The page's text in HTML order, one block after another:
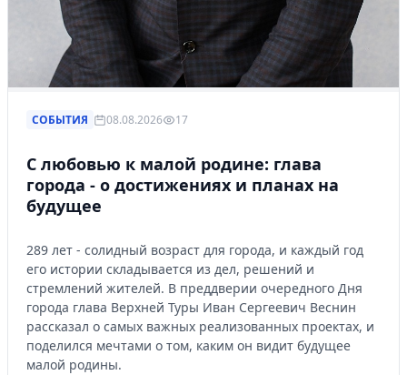
СОБЫТИЯ 08.08.2026 17
С любовью к малой родине: глава
города - о достижениях и планах на
будущее
289 лет - солидный возраст для города, и каждый год
его истории складывается из дел, решений и
стремлений жителей. В преддверии очередного Дня
города глава Верхней Туры Иван Сергеевич Веснин
рассказал о самых важных реализованных проектах, и
поделился мечтами о том, каким он видит будущее
малой родины.